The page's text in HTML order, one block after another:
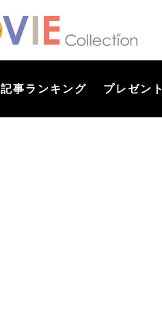
記事ランキング プレゼント